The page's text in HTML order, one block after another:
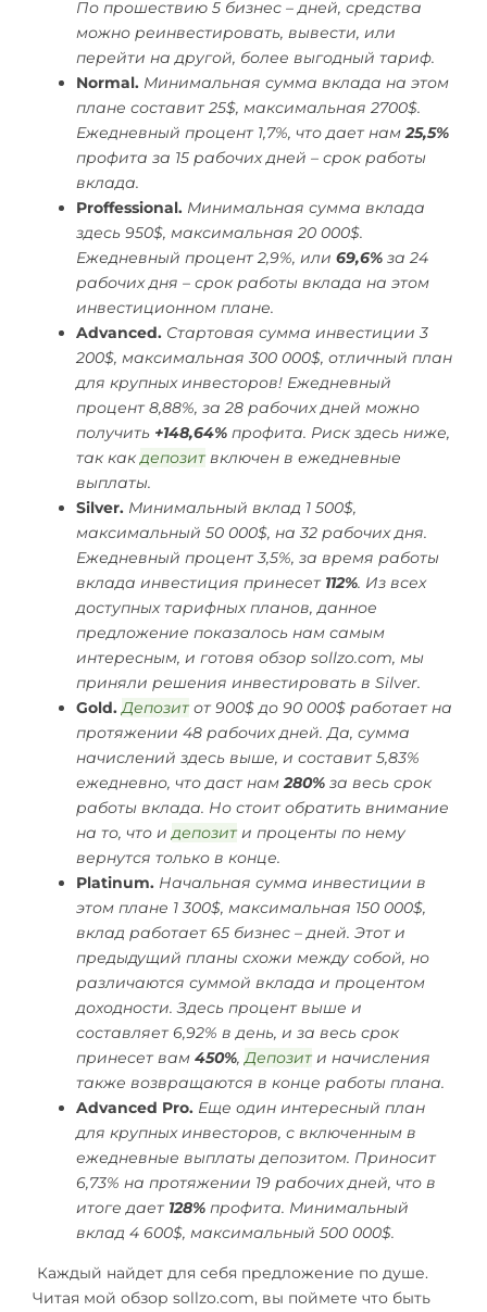
По прошествию 5 бизнес – дней, средства
можно реинвестировать, вывести, или
перейти на другой, более выгодный тариф.
Normal. Минимальная сумма вклада на этом
плане составит 25$, максимальная 2700$.
Ежедневный процент 1,7%, что дает нам25,5%
профита за 15 рабочих дней – срок работы
вклада.
Proffessional. Минимальная сумма вклада
здесь 950$, максимальная 20 000$.
Ежедневный процент 2,9%, или 69,6% за 24
рабочих дня – срок работы вклада на этом
инвестиционном плане.
Advanced. Стартовая сумма инвестиции 3
200$, максимальная 300 000$, отличный план
для крупных инвесторов! Ежедневный
процент 8,88%, за 28 рабочих дней можно
получить +148,64% профита. Риск здесь ниже,
так какдепозит включен в ежедневные
выплаты.
Silver. Минимальный вклад 1 500$,
максимальный 50 000$, на 32 рабочих дня.
Ежедневный процент 3,5%, за время работы
вклада инвестиция принесет 112%. Из всех
доступных тарифных планов, данное
предложение показалось нам самым
интересным, и готовя обзор sollzo.com, мы
приняли решения инвестировать в Silver.
Gold. Депозит от 900$ до 90 000$ работает на
протяжении 48 рабочих дней. Да, сумма
начислений здесь выше, и составит 5,83%
ежедневно, что даст нам280% за весь срок
работы вклада. Но стоит обратить внимание
на то, что идепозит и проценты по нему
вернутся только в конце.
Platinum. Начальная сумма инвестиции в
этом плане 1 300$, максимальная 150 000$,
вклад работает 65 бизнес – дней. Этот и
предыдущий планы схожи между собой, но
различаются суммой вклада и процентом
доходности. Здесь процент выше и
составляет 6,92% в день, и за весь срок
принесет вам 450%,Депозит и начисления
также возвращаются в конце работы плана.
Advanced Pro. Еще один интересный план
для крупных инвесторов, с включенным в
ежедневные выплаты депозитом. Приносит
6,73% на протяжении 19 рабочих дней, что в
итоге дает 128% профита. Минимальный
вклад 4 600$, максимальный 500 000$.
Каждый найдет для себя предложение по душе.
Читая мой обзор sollzo.com, вы поймете что быть